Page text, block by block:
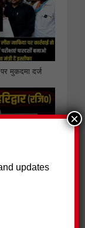
मुकदमा दर्ज
किए जाने की
updates
×